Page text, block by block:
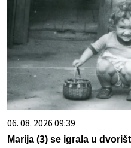
06. 08. 2026 09:39
Marija (3) se igrala u